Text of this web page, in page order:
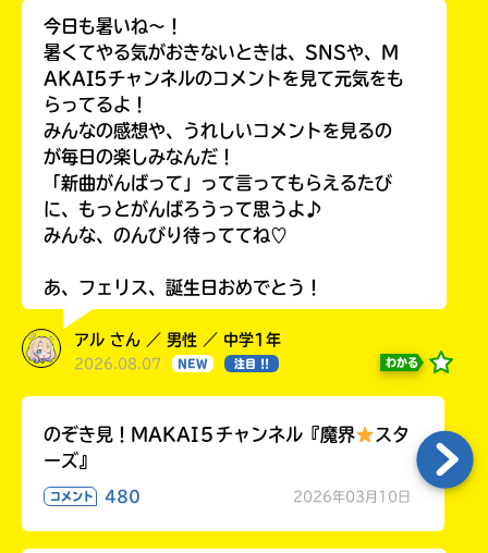
今日も暑いね〜！
暑くてやる気がおきないときは、SNSや、M
AKAI5チャンネルのコメントを見て元気をも
らってるよ！
みんなの感想や、うれしいコメントを見るの
が毎日の楽しみなんだ！
「新曲がんばって」って言ってもらえるたび
に、もっとがんばろうって思うよ♪
みんな、のんびり待っててね♡
あ、フェリス、誕生日おめでとう！
アル さん ／ 男性 ／ 中学1年
2026.08.07 NEW 注目 !! わかる
のぞき見！MAKAI５チャンネル『魔界
スタ
ーズ』
コメント 480 2026年03月10日